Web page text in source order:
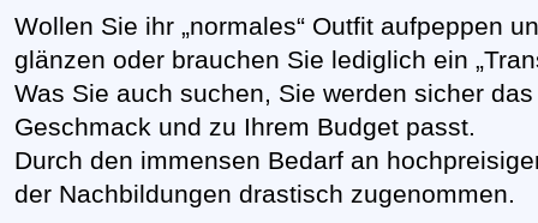
Wollen Sie ihr „normales“ Outfit aufpeppen
glänzen oder brauchen Sie lediglich ein
Was Sie auch suchen, Sie werden sicher
Geschmack und zu Ihrem Budget passt.
Durch den immensen Bedarf an
der Nachbildungen drastisch zugenommen.